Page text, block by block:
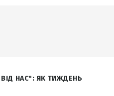
НАС": ЯК ТИЖДЕНЬ